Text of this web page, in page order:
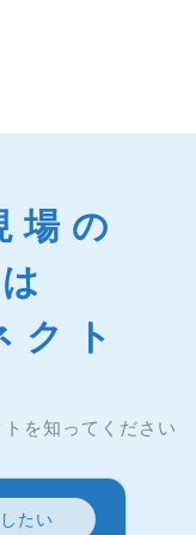
場の
クト
を知ってください
たい